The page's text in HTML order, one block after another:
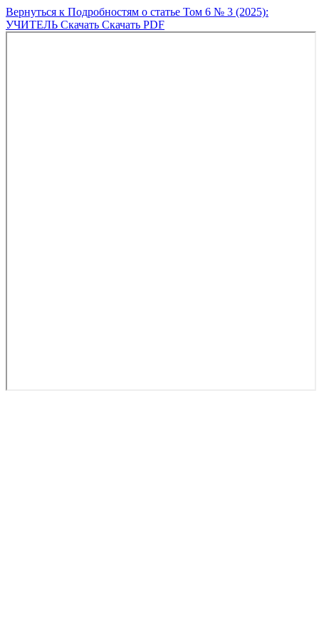
Вернуться к Подробностям о статье Том 6 № 3 (2025):
УЧИТЕЛЬ Скачать Скачать PDF